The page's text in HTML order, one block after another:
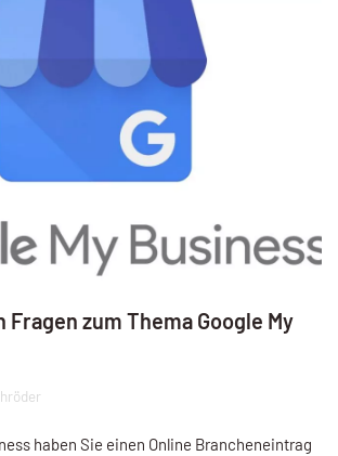
Fragen zum Thema Google My
haben Sie einen Online Brancheneintrag